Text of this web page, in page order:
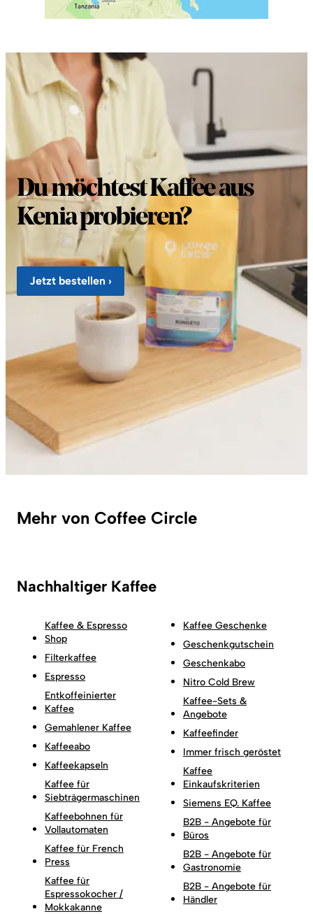
Du möchtest Kaffee aus
Kenia probieren?
Jetzt bestellen ›
Mehr von Coffee Circle
Nachhaltiger Kaffee
Kaffee & Espresso
Shop
Filterkaffee
Espresso
Entkoffeinierter
Kaffee
Gemahlener Kaffee
Kaffeeabo
Kaffeekapseln
Kaffee für
Siebträgermaschinen
Kaffeebohnen für
Vollautomaten
Kaffee für French
Press
Kaffee für
Espressokocher /
Mokkakanne
Kaffee Geschenke
Geschenkgutschein
Geschenkabo
Nitro Cold Brew
Kaffee-Sets &
Angebote
Kaffeefinder
Immer frisch geröstet
Kaffee
Einkaufskriterien
Siemens EQ. Kaffee
B2B - Angebote für
Büros
B2B - Angebote für
Gastronomie
B2B - Angebote für
Händler